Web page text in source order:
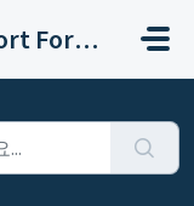
Suresoft Support Forum